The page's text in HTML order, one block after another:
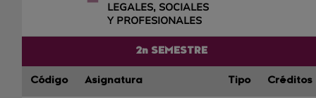
LEGALES, SOCIALES
Y PROFESIONALES
2n SEMESTRE
Código Asignatura Tipo Créditos